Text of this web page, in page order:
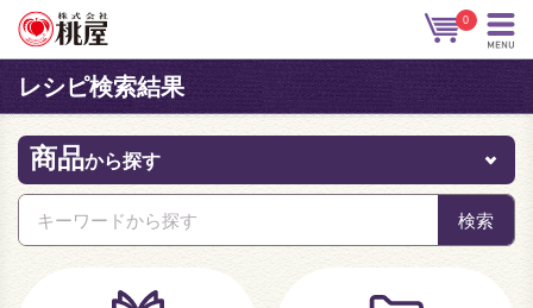
0
レシピ検索結果
商品から探す